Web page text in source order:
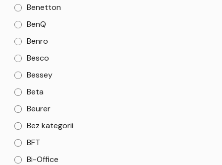
Benetton
BenQ
Benro
Besco
Bessey
Beta
Beurer
Bez kategorii
BFT
Bi-Office